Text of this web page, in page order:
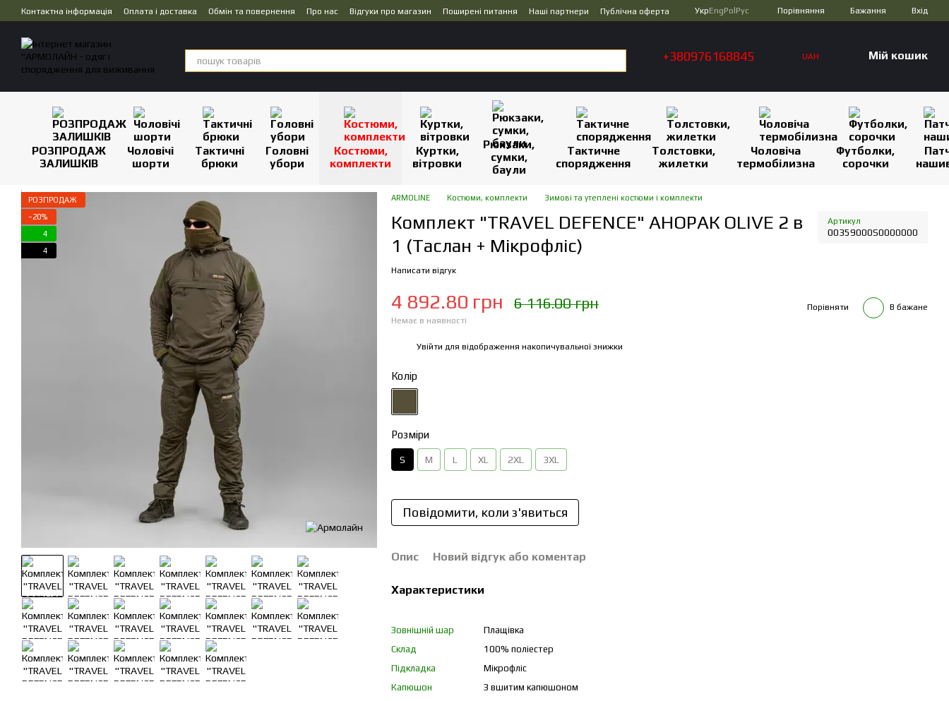
Перейти до основного контенту
Контактна інформація Оплата і доставка Обмін та повернення Про нас Відгуки про магазин Поширені питання Наші партнери
Публічна оферта
УкрEngPol Рус Порівняння Бажання Вхід
+380976168845 UAH Мій кошик
РОЗПРОДАЖ
ЗАЛИШКІВ
Чоловічі
шорти
Тактичні
брюки
Головні
убори
Костюми,
комплекти
Куртки,
вітровки
Рюкзаки,
сумки,
баули
Тактичне
спорядження
Толстовки,
жилетки
Чоловіча
термобілизна
Футболки,
сорочки
РОЗПРОДАЖ
−20%
4
4
ARMOLINE Костюми, комплекти Зимові та утеплені костюми і комплекти
Комплект "TRAVEL DEFENCE" АНОРАК OLIVE 2 в
1 (Таслан + Мікрофліс)
Артикул
00359000S0000000
Написати відгук
4 892.80 грн 6 116.00 грн
Немає в наявності
Порівняти В бажане
Увійти для відображення накопичувальної знижки
Колір
Розміри
S M L XL 2XL 3XL
Повідомити, коли з'явиться
Опис Новий відгук або коментар
Характеристики
Зовнішній шар
Плащівка
Склад
100% поліестер
Підкладка
Мікрофліс
Капюшон
З вшитим капюшоном